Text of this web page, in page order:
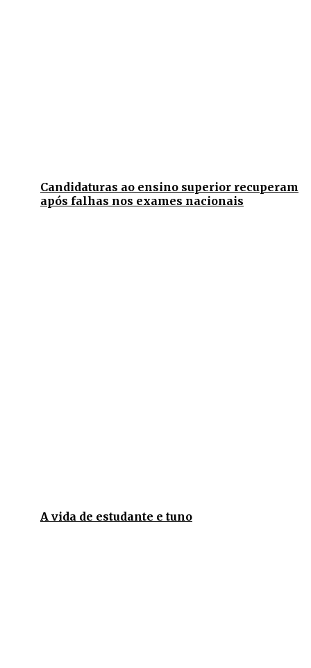
Candidaturas ao ensino superior recuperam
após falhas nos exames nacionais
A vida de estudante e tuno